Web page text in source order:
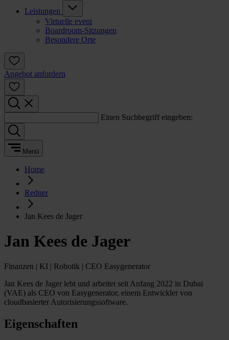
Leistungen
Virtuelle event
Boardroom-Sitzungen
Besondere Orte
Angebot anfordern
Einen Suchbegriff eingeben:
Menü
Home
Redner
Jan Kees de Jager
Jan Kees de Jager
Finanzen | KI | Robotik | CEO Easygenerator
Jan Kees de Jager lebt und arbeitet seit Anfang 2022 in Dubai
(VAE) als CEO von Easygenerator, einem Entwickler von
cloudbasierter Autorisierungssoftware.
Eigenschaften